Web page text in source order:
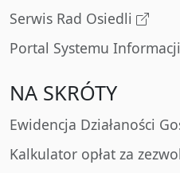
Serwis Rad Osiedli
Portal Systemu
NA SKRÓTY
Ewidencja Działaności
Kalkulator opłat za